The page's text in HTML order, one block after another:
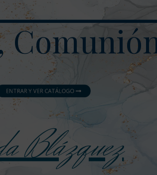
Blázquez
ENTRAR Y VER CATÁLOGO